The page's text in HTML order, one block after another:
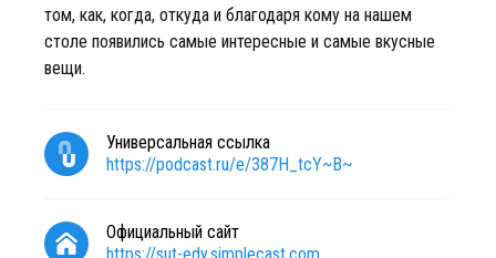
том, как, когда, откуда и благодаря кому на нашем
столе появились самые интересные и самые вкусные
вещи.
Универсальная ссылка
https://podcast.ru/e/387H_tcY~B~
Официальный сайт